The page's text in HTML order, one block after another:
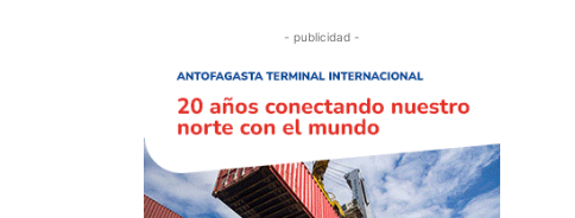
- publicidad -